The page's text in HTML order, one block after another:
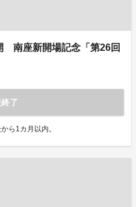
南座新開場記念「第26回
了
ら1カ月以内。